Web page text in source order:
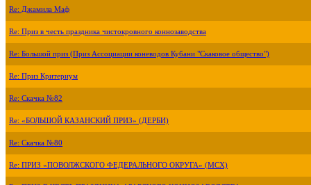
Re: Джамила Маф
Re: Приз в честь праздника чистокровного коннозаводства
Re: Большой приз (Приз Ассоциации коневодов Кубани "Скаковое общество")
Re: Приз Критериум
Re: Скачка №82
Re: «БОЛЬШОЙ КАЗАНСКИЙ ПРИЗ» (ДЕРБИ)
Re: Скачка №80
Re: ПРИЗ «ПОВОЛЖСКОГО ФЕДЕРАЛЬНОГО ОКРУГА» (МСХ)